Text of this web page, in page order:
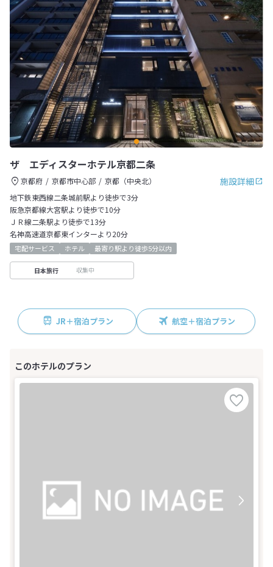
ザ エディスターホテル京都二条
施設詳細
京都府 京都市中心部
京都（中央北）
地下鉄東西線二条城前駅より徒歩で3分
阪急京都線大宮駅より徒歩で10分
ＪＲ線二条駅より徒歩で13分
名神高速道京都東インターより20分
宅配サービス ホテル 最寄り駅より徒歩5分以内
日本旅行 収集中
JR＋宿泊プラン 航空＋宿泊プラン